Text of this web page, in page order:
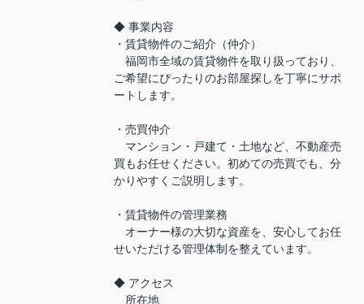
◆ 事業内容
・賃貸物件のご紹介（仲介）
福岡市全域の賃貸物件を取り扱っており、
ご希望にぴったりのお部屋探しを丁寧にサポ
ートします。
・売買仲介
マンション・戸建て・土地など、不動産売
買もお任せください。初めての売買でも、分
かりやすくご説明します。
・賃貸物件の管理業務
オーナー様の大切な資産を、安心してお任
せいただける管理体制を整えています。
◆ アクセス
所在地